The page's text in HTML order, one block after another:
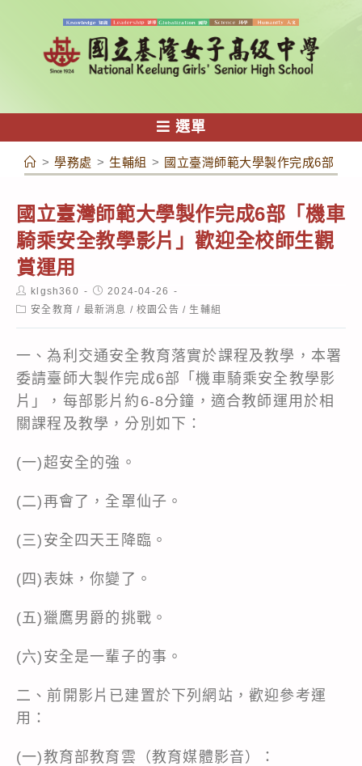
容
選單
> 學務處 > 生輔組 > 國立臺灣師範大學製作完成6部「
國立臺灣師範大學製作完成6部「機車
騎乘安全教學影片」歡迎全校師生觀
賞運用
Post
author:
klgsh360
Post
published:
2024-04-26
Post安全教育 / 最新消息 / 校園公告 / 生輔組
一、為利交通安全教育落實於課程及教學，本署
委請臺師大製作完成6部「機車騎乘安全教學影
片」，每部影片約6-8分鐘，適合教師運用於相
關課程及教學，分別如下：
(一)超安全的強。
(二)再會了，全罩仙子。
(三)安全四天王降臨。
(四)表妹，你變了。
(五)獵鷹男爵的挑戰。
(六)安全是一輩子的事。
二、前開影片已建置於下列網站，歡迎參考運
用：
(一)教育部教育雲（教育媒體影音）：